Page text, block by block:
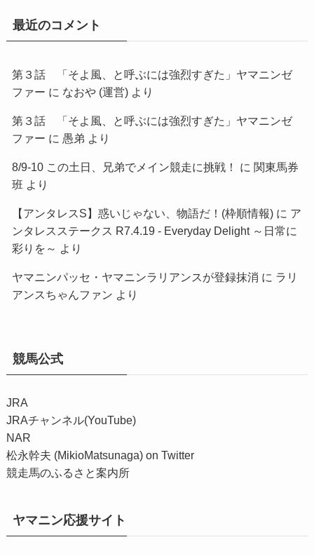
最近のコメント
第３話 「そよ風、と呼ぶには強烈すぎた」ヤマニンゼ
ファー に なおや (運営)より
第３話 「そよ風、と呼ぶには強烈すぎた」ヤマニンゼ
ファー に 愚弟 より
8/9-10 この土日、兄弟でメイン競走に挑戦！ に 関東馬券
班 より
【アンタレスS】惑いじゃない、物語だ！(枠順情報)に ア
ンタレスステークス R7.4.19 - Everyday Delight ～日常に
彩りを～ より
ヤマニンパッセ・ヤマニンラリアンスが登録抹消 に ラリ
アンスちゃんファン より
競馬公式
JRA
JRAチャンネル(YouTube)
NAR
松永幹夫 (MikioMatsunaga) on Twitter
競走馬のふるさと案内所
ヤマニン応援サイト